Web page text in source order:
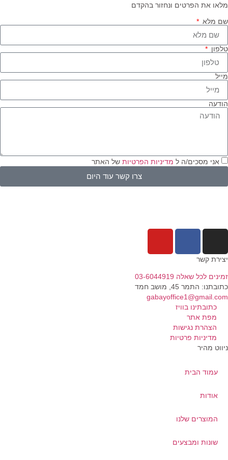
את הפרטים ונחזור בהקדם
מלא
אני מסכים/ה למדיניות הפרטיותשל האתר
צרו קשר עוד היום
קשר
לכל שאלה 03-6044919
התמר 45, מושב חמד​
כתובתינו בוויז
מפת אתר
הצהרת נגישות
מדיניות פרטיות
מהיר
עמוד הבית
אודות
המוצרים שלנו
שונות ומבצעים